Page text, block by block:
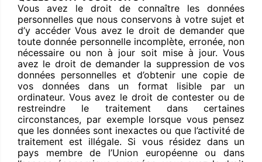
Vous avez le droit de connaître les données
personnelles que nous conservons à votre sujet et
d’y accéder Vous avez le droit de demander que
toute donnée personnelle incomplète, erronée, non
nécessaire ou non à jour soit mise à jour. Vous
avez le droit de demander la suppression de vos
données personnelles et d’obtenir une copie de
vos données dans un format lisible par un
ordinateur. Vous avez le droit de contester ou de
restreindre le traitement dans certaines
circonstances, par exemple lorsque vous pensez
que les données sont inexactes ou que l’activité de
traitement est illégale. Si vous résidez dans un
pays membre de l’Union européenne ou dans